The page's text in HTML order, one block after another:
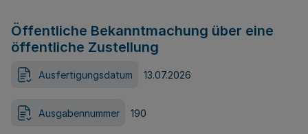
Öffentliche Bekanntmachung über eine
öffentliche Zustellung
Ausfertigungsdatum 13.07.2026
Ausgabennummer 190